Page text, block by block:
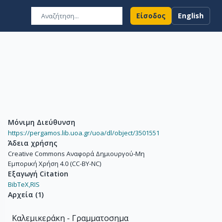
Είσοδος English
Μόνιμη Διεύθυνση
https://pergamos.lib.uoa.gr/uoa/dl/object/3501551
Άδεια χρήσης
Creative Commons Αναφορά Δημιουργού-Μη
Εμπορική Χρήση 4.0 (CC-BY-NC)
Εξαγωγή Citation
BibTeX,RIS
Αρχεία (1)
Καλεμικεράκη - Γραμματοσημα